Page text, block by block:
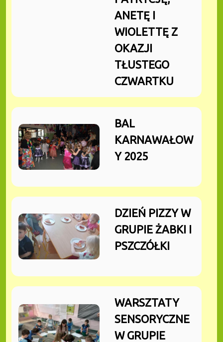
ANETĘ I
WIOLETTĘ Z
OKAZJI
TŁUSTEGO
CZWARTKU
BAL
KARNAWAŁOW
Y 2025
DZIEŃ PIZZY W
GRUPIE ŻABKI I
PSZCZÓŁKI
WARSZTATY
SENSORYCZNE
W GRUPIE